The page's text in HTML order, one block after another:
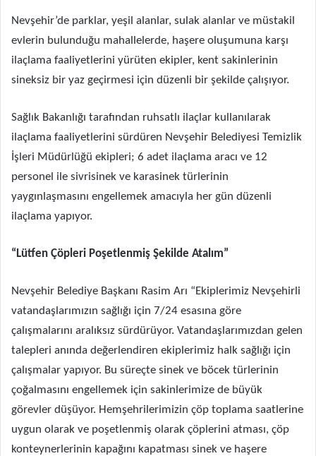
Nevşehir’de parklar, yeşil alanlar, sulak alanlar ve müstakil
evlerin bulunduğu mahallelerde, haşere oluşumuna karşı
ilaçlama faaliyetlerini yürüten ekipler, kent sakinlerinin
sineksiz bir yaz geçirmesi için düzenli bir şekilde çalışıyor.
Sağlık Bakanlığı tarafından ruhsatlı ilaçlar kullanılarak
ilaçlama faaliyetlerini sürdüren Nevşehir Belediyesi Temizlik
İşleri Müdürlüğü ekipleri; 6 adet ilaçlama aracı ve 12
personel ile sivrisinek ve karasinek türlerinin
yaygınlaşmasını engellemek amacıyla her gün düzenli
ilaçlama yapıyor.
“Lütfen Çöpleri Poşetlenmiş Şekilde Atalım”
Nevşehir Belediye Başkanı Rasim Arı “Ekiplerimiz Nevşehirli
vatandaşlarımızın sağlığı için 7/24 esasına göre
çalışmalarını aralıksız sürdürüyor. Vatandaşlarımızdan gelen
talepleri anında değerlendiren ekiplerimiz halk sağlığı için
çalışmalar yapıyor. Bu süreçte sinek ve böcek türlerinin
çoğalmasını engellemek için sakinlerimize de büyük
görevler düşüyor. Hemşehrilerimizin çöp toplama saatlerine
uygun olarak ve poşetlenmiş olarak çöplerini atması, çöp
konteynerlerinin kapağını kapatması sinek ve haşere